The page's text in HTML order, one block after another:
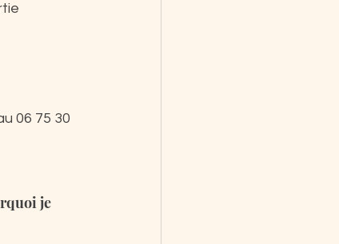
06 75 30
je